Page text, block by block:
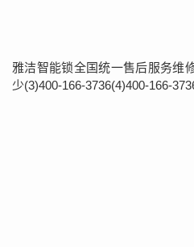
雅洁智能锁全国统一售后服务维
少(3)400-166-3736(4)400-166-